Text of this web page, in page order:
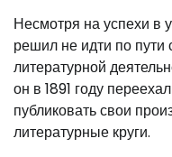
Несмотря на успехи в
решил не идти по пути
литературной
он в 1891 году
публиковать свои
литературные круги.